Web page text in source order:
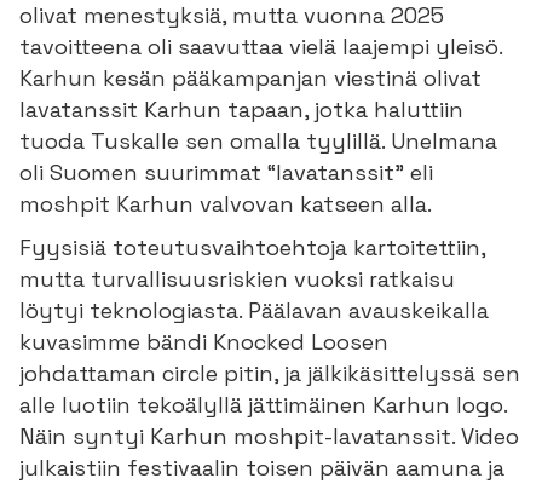
olivat menestyksiä, mutta vuonna 2025
tavoitteena oli saavuttaa vielä laajempi yleisö.
Karhun kesän pääkampanjan viestinä olivat
lavatanssit Karhun tapaan, jotka haluttiin
tuoda Tuskalle sen omalla tyylillä. Unelmana
oli Suomen suurimmat “lavatanssit” eli
moshpit Karhun valvovan katseen alla.
Fyysisiä toteutusvaihtoehtoja kartoitettiin,
mutta turvallisuusriskien vuoksi ratkaisu
löytyi teknologiasta. Päälavan avauskeikalla
kuvasimme bändi Knocked Loosen
johdattaman circle pitin, ja jälkikäsittelyssä sen
alle luotiin tekoälyllä jättimäinen Karhun logo.
Näin syntyi Karhun moshpit-lavatanssit. Video
julkaistiin festivaalin toisen päivän aamuna ja